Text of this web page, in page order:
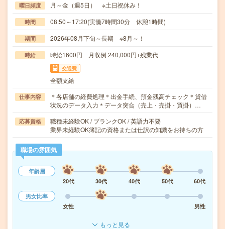
曜日頻度 月～金（週5日） ※土日祝休み！
時間 08:50～17:20(実働7時間30分 休憩1時間)
期間 2026年08月下旬～長期 ※8月～！
時給 時給1600円 月収例 240,000円+残業代
交通費
全額支給
仕事内容
＊各店舗の経費処理＊出金手続、預金残高チェック＊貸借
状況のデータ入力＊データ突合（売上・売掛・買掛）…
応募資格
職種未経験OK / ブランクOK / 英語力不要
業界未経験OK簿記の資格または仕訳の知識をお持ちの方
職場の雰囲気
年齢層
20代
30代 40代 50代
60代
男女比率
女性
男性
もっと見る